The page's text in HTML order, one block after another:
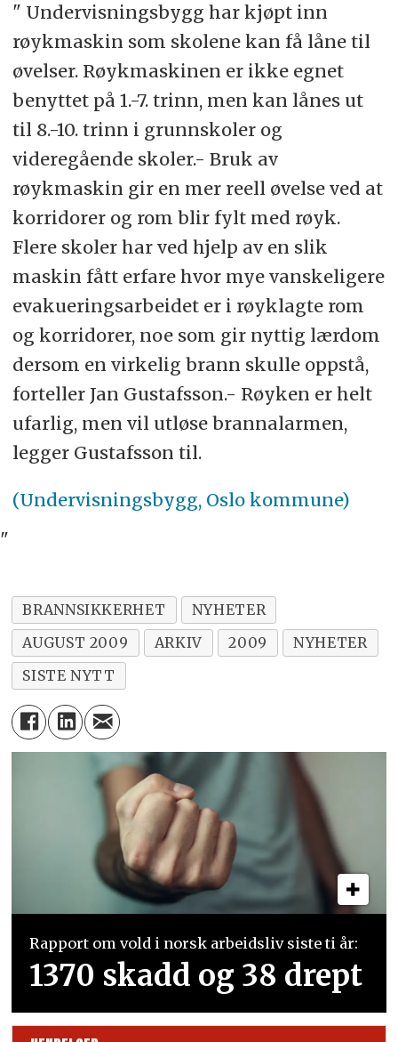
" Undervisningsbygg har kjøpt inn
røykmaskin som skolene kan få låne til
øvelser. Røykmaskinen er ikke egnet
benyttet på 1.-7. trinn, men kan lånes ut
til 8.-10. trinn i grunnskoler og
videregående skoler.- Bruk av
røykmaskin gir en mer reell øvelse ved at
korridorer og rom blir fylt med røyk.
Flere skoler har ved hjelp av en slik
maskin fått erfare hvor mye vanskeligere
evakueringsarbeidet er i røyklagte rom
og korridorer, noe som gir nyttig lærdom
dersom en virkelig brann skulle oppstå,
forteller Jan Gustafsson.- Røyken er helt
ufarlig, men vil utløse brannalarmen,
legger Gustafsson til.
(Undervisningsbygg, Oslo kommune)
"
BRANNSIKKERHET
NYHETER
AUGUST 2009
ARKIV 2009
NYHETER
SISTE NYTT
Rapport om vold i norsk arbeidsliv siste ti år:
1370 skadd og 38 drept